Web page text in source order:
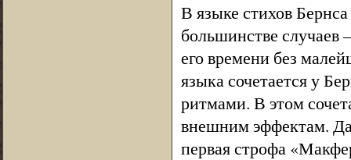
В языке стихов
большинстве случаев
его времени без
языка сочетается у
ритмами. В этом
внешним эффектам.
первая строфа